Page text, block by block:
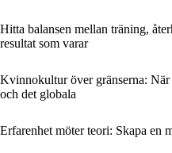
Hitta balansen mellan träning,
resultat som varar
Kvinnokultur över gränserna:
och det globala
Erfarenhet möter teori: Skapa en